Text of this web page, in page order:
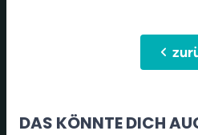
chevron_left
DAS KÖNNTE DICH